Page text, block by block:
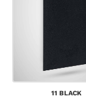
11 BLACK